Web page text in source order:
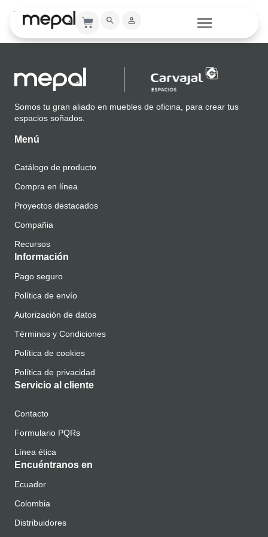
MILA
Somos tu gran aliado en muebles de oficina, para crear tus
espacios soñados.
Menú
Catálogo de producto
Compra en línea
Proyectos destacados
Compañia
Recursos
Información
Pago seguro
Política de envío
Autorización de datos
Términos y Condiciones
Política de cookies
Política de privacidad
Servicio al cliente
Contacto
Formulario PQRs
Línea ética
Encuéntranos en
Ecuador
Colombia
Distribuidores